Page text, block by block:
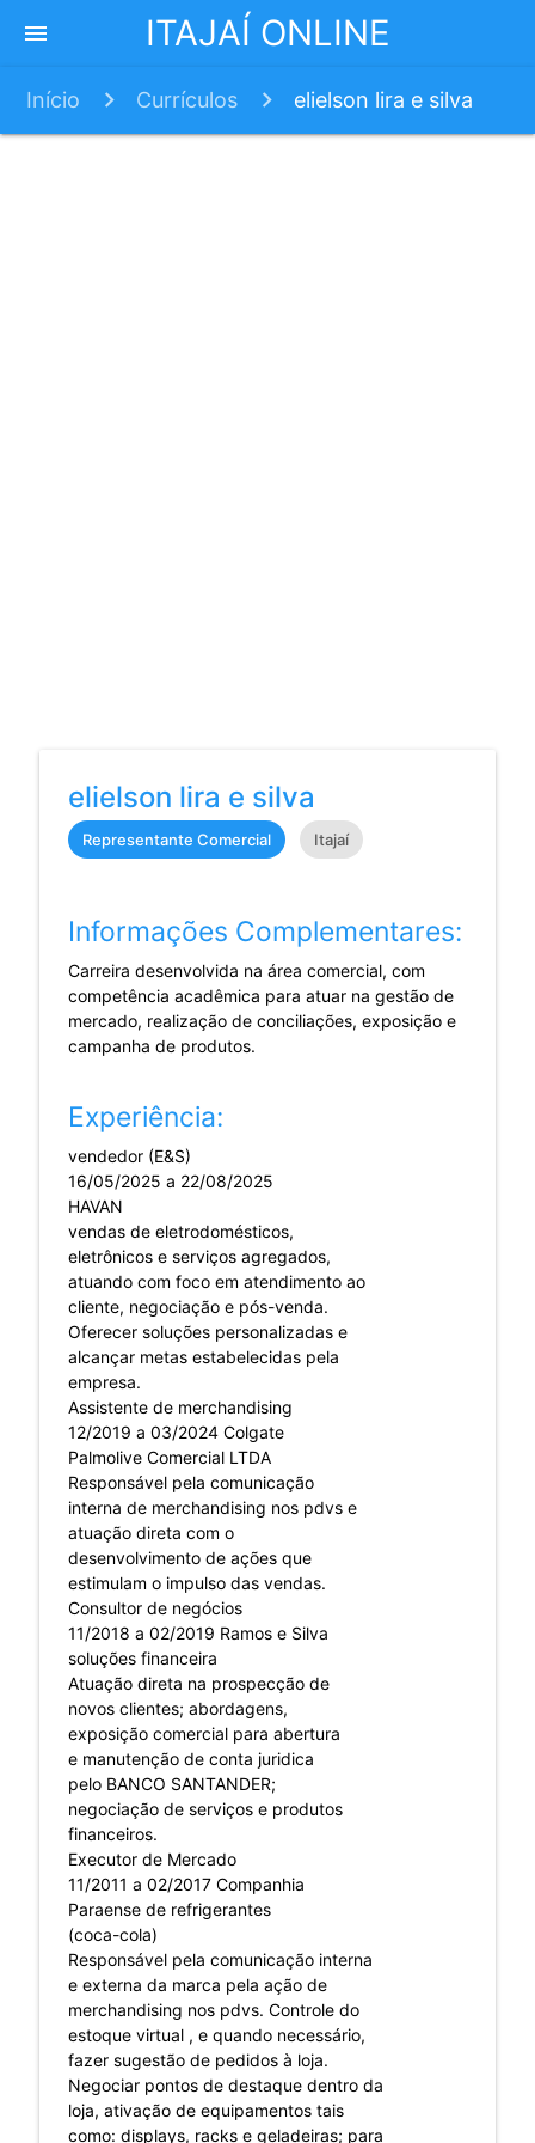
ITAJAÍ ONLINE
menu
Início Currículos elielson lira e silva
elielson lira e silva
Representante Comercial Itajaí
Informações Complementares:
Carreira desenvolvida na área comercial, com
competência acadêmica para atuar na gestão de
mercado, realização de conciliações, exposição e
campanha de produtos.
Experiência:
vendedor (E&S)
16/05/2025 a 22/08/2025
HAVAN
vendas de eletrodomésticos,
eletrônicos e serviços agregados,
atuando com foco em atendimento ao
cliente, negociação e pós-venda.
Oferecer soluções personalizadas e
alcançar metas estabelecidas pela
empresa.
Assistente de merchandising
12/2019 a 03/2024 Colgate
Palmolive Comercial LTDA
Responsável pela comunicação
interna de merchandising nos pdvs e
atuação direta com o
desenvolvimento de ações que
estimulam o impulso das vendas.
Consultor de negócios
11/2018 a 02/2019 Ramos e Silva
soluções financeira
Atuação direta na prospecção de
novos clientes; abordagens,
exposição comercial para abertura
e manutenção de conta juridica
pelo BANCO SANTANDER;
negociação de serviços e produtos
financeiros.
Executor de Mercado
11/2011 a 02/2017 Companhia
Paraense de refrigerantes
(coca-cola)
Responsável pela comunicação interna
e externa da marca pela ação de
merchandising nos pdvs. Controle do
estoque virtual , e quando necessário,
fazer sugestão de pedidos à loja.
Negociar pontos de destaque dentro da
loja, ativação de equipamentos tais
como: displays, racks e geladeiras; para